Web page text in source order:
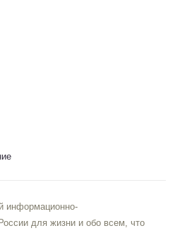
информационно-
для жизни и обо всем, что